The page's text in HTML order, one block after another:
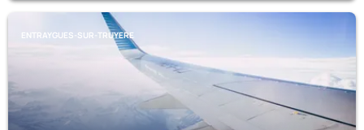
ENTRAYGUES-SUR-TRUYERE